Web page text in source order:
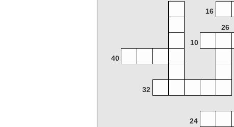
16
26
10
40
32
24